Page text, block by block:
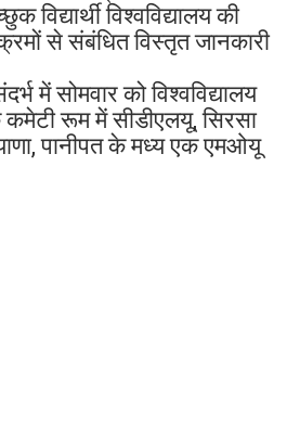
विद्यार्थी विश्वविद्यालय की
से संबंधित विस्तृत जानकारी
में सोमवार को विश्वविद्यालय
रूम में सीडीएलयू, सिरसा
पानीपत के मध्य एक एमओयू